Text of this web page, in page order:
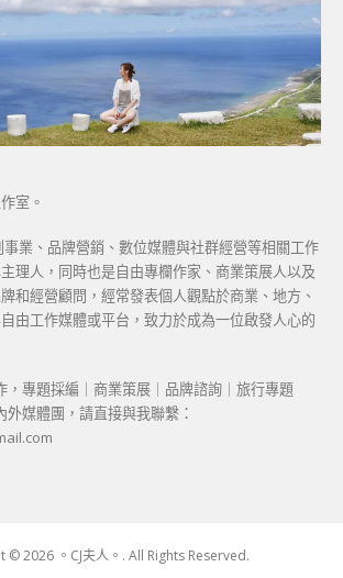
室。
業、品牌營銷、數位媒體與社群經營等相關工作
理人，同時也是自由專欄作家、商業策展人以及
和經營顧問，經常發表個人觀點於商業、地方、
由工作媒體或平台，致力於成為一位啟發人心的
，專題採編｜商業策展｜品牌諮詢｜旅行專題
外媒體團，請直接與我聯繫：
© 2026 。CJ夫人。. All Rights Reserved.